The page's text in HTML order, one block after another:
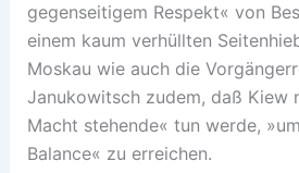
gegenseitigem Respekt« von
einem kaum verhüllten
Moskau wie auch die
Janukowitsch zudem, daß Kiew
Macht stehende« tun werde,
Balance« zu erreichen.